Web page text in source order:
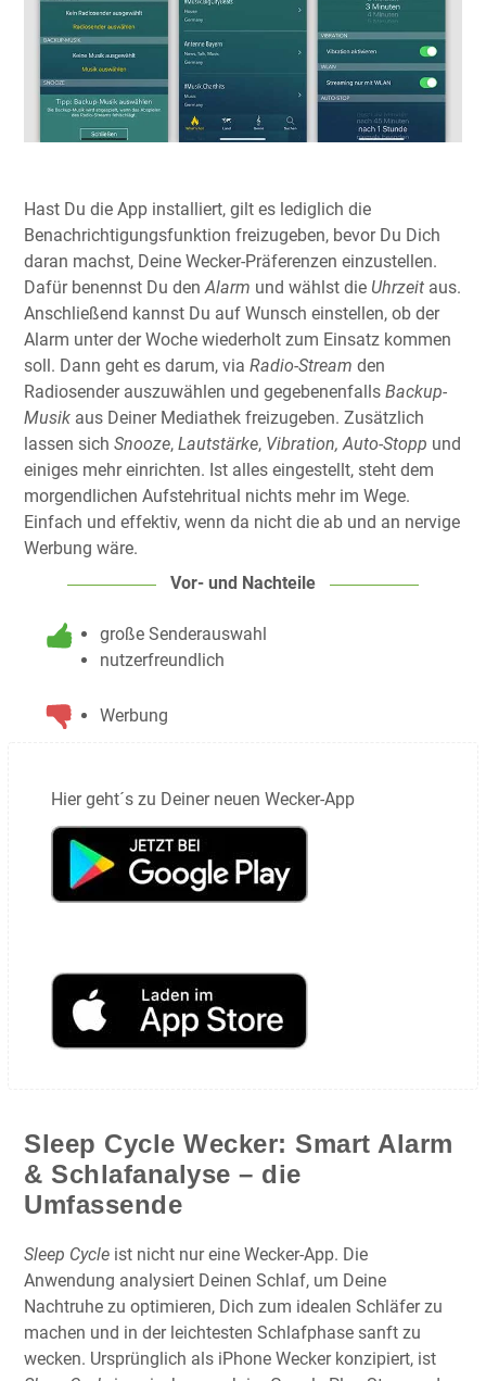
Hast Du die App installiert, gilt es lediglich die
Benachrichtigungsfunktion freizugeben, bevor Du Dich
daran machst, Deine Wecker-Präferenzen einzustellen.
Dafür benennst Du denAlarm und wählst die Uhrzeit aus.
Anschließend kannst Du auf Wunsch einstellen, ob der
Alarm unter der Woche wiederholt zum Einsatz kommen
soll. Dann geht es darum, via Radio-Stream den
Radiosender auszuwählen und gegebenenfalls Backup-
Musik aus Deiner Mediathek freizugeben. Zusätzlich
lassen sich Snooze, Lautstärke, Vibration, Auto-Stopp und
einiges mehr einrichten. Ist alles eingestellt, steht dem
morgendlichen Aufstehritual nichts mehr im Wege.
Einfach und effektiv, wenn da nicht die ab und an nervige
Werbung wäre.
Vor- und Nachteile
große Senderauswahl
nutzerfreundlich
Werbung
Hier geht´s zu Deiner neuen Wecker-App
Sleep Cycle Wecker: Smart Alarm
& Schlafanalyse – die
Umfassende
Sleep Cycle ist nicht nur eine Wecker-App. Die
Anwendung analysiert Deinen Schlaf, um Deine
Nachtruhe zu optimieren, Dich zum idealen Schläfer zu
machen und in der leichtesten Schlafphase sanft zu
wecken. Ursprünglich als iPhone Wecker konzipiert, ist